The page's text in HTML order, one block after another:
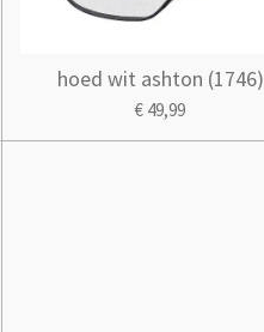
hoed wit ashton (1746)
€ 49,99